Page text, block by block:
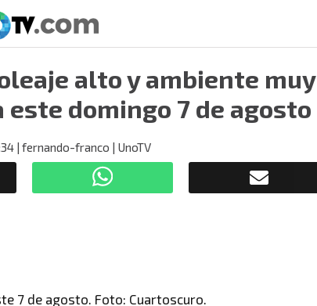
alto y ambiente muy
domingo 7 de agosto
| fernando-franco | UnoTV
7 de agosto. Foto: Cuartoscuro.